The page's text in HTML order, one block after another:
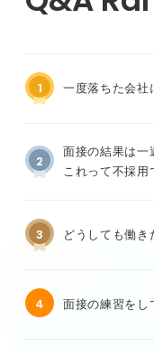
1 一度落ちた会社
2
面接の結果は一
これって不採用
3 どうしても働き
4 面接の練習をし